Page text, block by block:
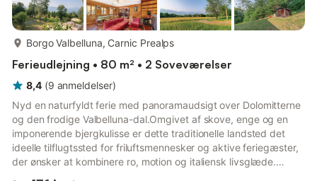
Borgo Valbelluna, Carnic Prealps
Ferieudlejning • 80 m² • 2 Soveværelser
8,4 (9 anmeldelser)
Nyd en naturfyldt ferie med panoramaudsigt over Dolomitterne
og den frodige Valbelluna-dal.Omgivet af skove, enge og en
imponerende bjergkulisse er dette traditionelle landsted det
ideelle tilflugtssted for friluftsmennesker og aktive feriegæster,
der ønsker at kombinere ro, motion og italiensk livsglæde.